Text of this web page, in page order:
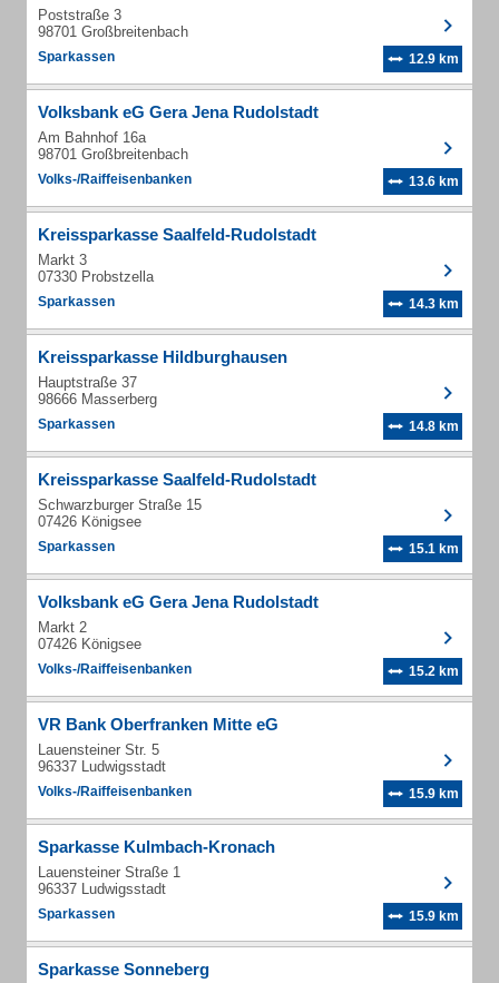
Poststraße 3
98701 Großbreitenbach
Sparkassen 12.9 km
Volksbank eG Gera Jena Rudolstadt
Am Bahnhof 16a
98701 Großbreitenbach
Volks-/Raiffeisenbanken 13.6 km
Kreissparkasse Saalfeld-Rudolstadt
Markt 3
07330 Probstzella
Sparkassen 14.3 km
Kreissparkasse Hildburghausen
Hauptstraße 37
98666 Masserberg
Sparkassen 14.8 km
Kreissparkasse Saalfeld-Rudolstadt
Schwarzburger Straße 15
07426 Königsee
Sparkassen 15.1 km
Volksbank eG Gera Jena Rudolstadt
Markt 2
07426 Königsee
Volks-/Raiffeisenbanken 15.2 km
VR Bank Oberfranken Mitte eG
Lauensteiner Str. 5
96337 Ludwigsstadt
Volks-/Raiffeisenbanken 15.9 km
Sparkasse Kulmbach-Kronach
Lauensteiner Straße 1
96337 Ludwigsstadt
Sparkassen 15.9 km
Sparkasse Sonneberg